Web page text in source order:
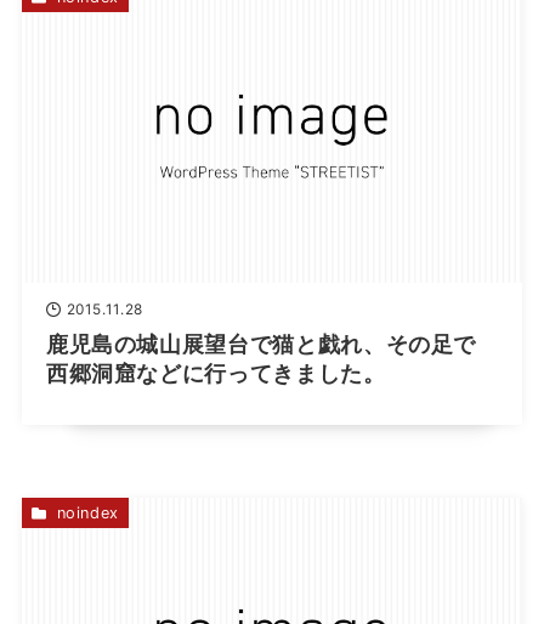
2015.11.28
鹿児島の城山展望台で猫と戯れ、その足で
西郷洞窟などに行ってきました。
noindex